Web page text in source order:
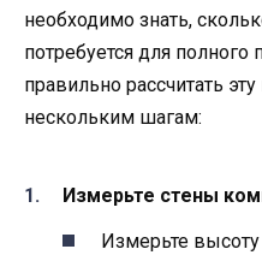
необходимо знать,
потребуется для полного
правильно рассчитать
нескольким шагам:
Измерьте стены
Измерьте высоту